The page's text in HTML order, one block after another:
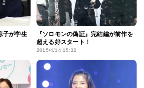
子が学生
『ソロモンの偽証』完結編が前作を
超える好スタート！
2015/4/14 15:32